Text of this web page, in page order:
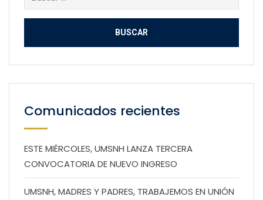
Comunicados recientes
ESTE MIÉRCOLES, UMSNH LANZA TERCERA
CONVOCATORIA DE NUEVO INGRESO
UMSNH, MADRES Y PADRES, TRABAJEMOS EN UNIÓN